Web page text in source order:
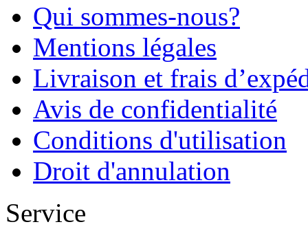
Qui sommes-nous?
Mentions légales
Livraison et frais
Avis de confidentialité
Conditions d'utilisation
Droit d'annulation
Service